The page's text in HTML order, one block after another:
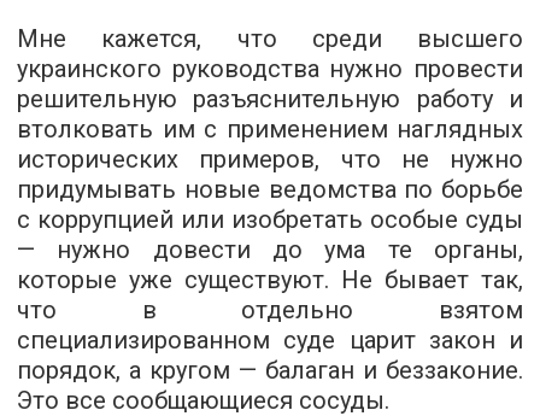
Мне кажется, что среди высшего
украинского руководства нужно провести
решительную разъяснительную работу и
втолковать им с применением наглядных
исторических примеров, что не нужно
придумывать новые ведомства по борьбе
с коррупцией или изобретать особые суды
— нужно довести до ума те органы,
которые уже существуют. Не бывает так,
что в отдельно взятом
специализированном суде царит закон и
порядок, а кругом — балаган и беззаконие.
Это все сообщающиеся сосуды.